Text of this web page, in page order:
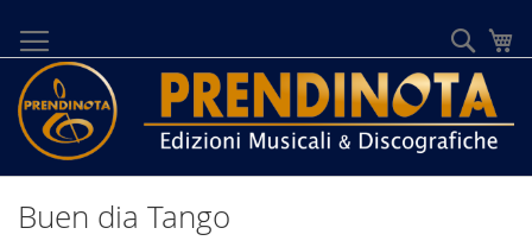
al
contenuto
Cerca
Buen dia Tango